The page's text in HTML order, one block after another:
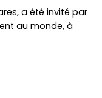
a été invité par
au monde, à